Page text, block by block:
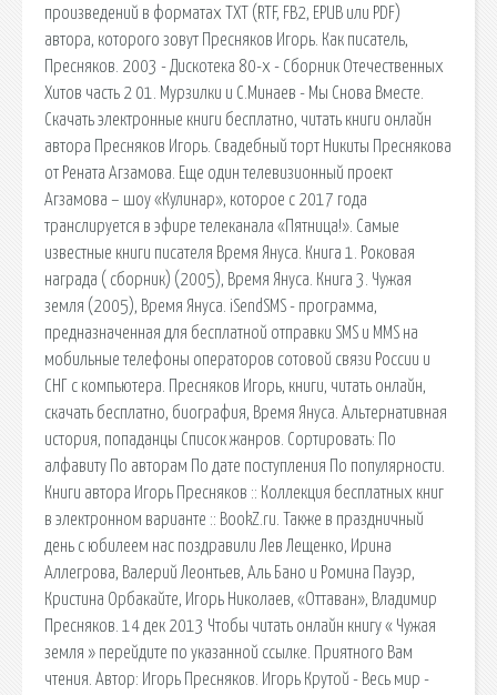
произведений в форматах TXT (RTF, FB2, EPUB или PDF)
автора, которого зовут Пресняков Игорь. Как писатель,
Пресняков. 2003 - Дискотека 80-х - Сборник Отечественных
Хитов часть 2 01. Мурзилки и С.Минаев - Мы Снова Вместе.
Скачать электронные книги бесплатно, читать книги онлайн
автора Пресняков Игорь. Свадебный торт Никиты Преснякова
от Рената Агзамова. Еще один телевизионный проект
Агзамова – шоу «Кулинар», которое с 2017 года
транслируется в эфире телеканала «Пятница!». Самые
известные книги писателя Время Януса. Книга 1. Роковая
награда ( сборник) (2005), Время Януса. Книга 3. Чужая
земля (2005), Время Януса. iSendSMS - программа,
предназначенная для бесплатной отправки SMS и MMS на
мобильные телефоны операторов сотовой связи России и
СНГ с компьютера. Пресняков Игорь, книги, читать онлайн,
скачать бесплатно, биография, Время Януса. Альтернативная
история, попаданцы Список жанров. Сортировать: По
алфавиту По авторам По дате поступления По популярности.
Книги автора Игорь Пресняков :: Коллекция бесплатных книг
в электронном варианте :: BookZ.ru. Также в праздничный
день с юбилеем нас поздравили Лев Лещенко, Ирина
Аллегрова, Валерий Леонтьев, Аль Бано и Ромина Пауэр,
Кристина Орбакайте, Игорь Николаев, «Оттаван», Владимир
Пресняков. 14 дек 2013 Чтобы читать онлайн книгу « Чужая
земля » перейдите по указанной ссылке. Приятного Вам
чтения. Автор: Игорь Пресняков. Игорь Крутой - Весь мир -